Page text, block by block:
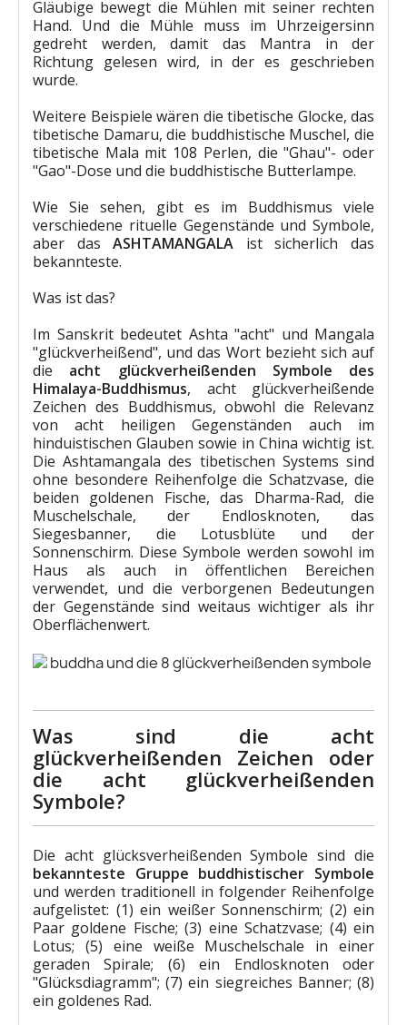
Gläubige bewegt die Mühlen mit seiner rechten
Hand. Und die Mühle muss im Uhrzeigersinn
gedreht werden, damit das Mantra in der
Richtung gelesen wird, in der es geschrieben
wurde.
Weitere Beispiele wären die tibetische Glocke, das
tibetische Damaru, die buddhistische Muschel, die
tibetische Mala mit 108 Perlen, die "Ghau"- oder
"Gao"-Dose und die buddhistische Butterlampe.
Wie Sie sehen, gibt es im Buddhismus viele
verschiedene rituelle Gegenstände und Symbole,
aber dasASHTAMANGALA ist sicherlich das
bekannteste.
Was ist das?
Im Sanskrit bedeutet Ashta "acht" und Mangala
"glückverheißend", und das Wort bezieht sich auf
die acht glückverheißenden Symbole des
Himalaya-Buddhismus, acht glückverheißende
Zeichen des Buddhismus, obwohl die Relevanz
von acht heiligen Gegenständen auch im
hinduistischen Glauben sowie in China wichtig ist.
Die Ashtamangala des tibetischen Systems sind
ohne besondere Reihenfolge die Schatzvase, die
beiden goldenen Fische, das Dharma-Rad, die
Muschelschale, der Endlosknoten, das
Siegesbanner, die Lotusblüte und der
Sonnenschirm. Diese Symbole werden sowohl im
Haus als auch in öffentlichen Bereichen
verwendet, und die verborgenen Bedeutungen
der Gegenstände sind weitaus wichtiger als ihr
Oberflächenwert.
Was sind die acht
glückverheißenden Zeichen oder
die acht glückverheißenden
Symbole?
Die acht glücksverheißenden Symbole sind die
bekannteste Gruppe buddhistischer Symbole
und werden traditionell in folgender Reihenfolge
aufgelistet: (1) ein weißer Sonnenschirm; (2) ein
Paar goldene Fische; (3) eine Schatzvase; (4) ein
Lotus; (5) eine weiße Muschelschale in einer
geraden Spirale; (6) ein Endlosknoten oder
"Glücksdiagramm"; (7) ein siegreiches Banner; (8)
ein goldenes Rad.